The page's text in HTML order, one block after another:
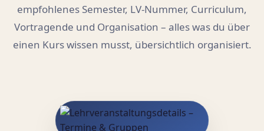
empfohlenes Semester, LV-Nummer, Curriculum,
Vortragende und Organisation – alles was du über
einen Kurs wissen musst, übersichtlich organisiert.